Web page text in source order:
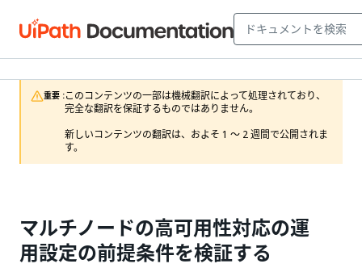
重要 :このコンテンツの一部は機械翻訳によって処理されており、
完全な翻訳を保証するものではありません。
新しいコンテンツの翻訳は、およそ 1 ～ 2 週間で公開されま
す。
マルチノードの高可用性対応の運
用設定の前提条件を検証する